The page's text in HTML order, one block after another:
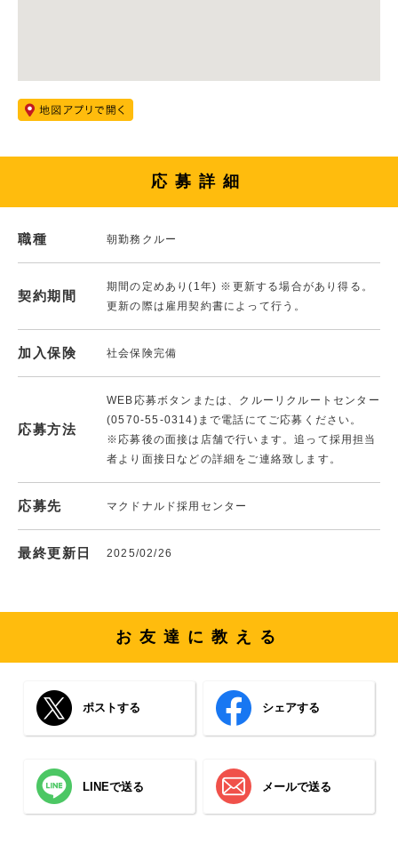
応募詳細
職種 朝勤務クルー
契約期間
期間の定めあり(1年) ※更新する場合があり得る。
更新の際は雇用契約書によって行う。
加入保険 社会保険完備
応募方法
WEB応募ボタンまたは、クルーリクルートセンター
(0570-55-0314)まで電話にてご応募ください。
※応募後の面接は店舗で行います。追って採用担当
者より面接日などの詳細をご連絡致します。
応募先 マクドナルド採用センター
最終更新日 2025/02/26
お友達に教える
ポストする シェアする
LINEで送る メールで送る